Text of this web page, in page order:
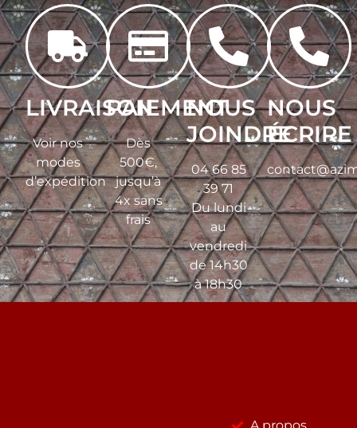
LIVRAISON
Voir nos
modes
d’expédition
PAIEMENT
Dès
500€,
jusqu’à
4x sans
frais
NOUS
JOINDRE
04 66 85
39 71
Du lundi
au
vendredi
de 14h30
à 18h30
NOUS
ÉCRIRE